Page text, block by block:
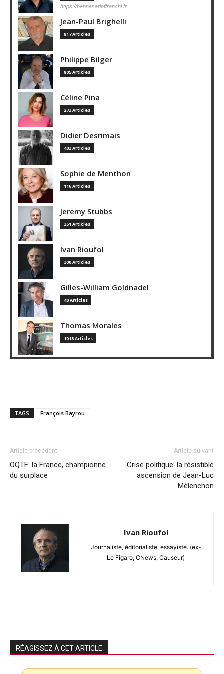
https://bennasarlaffranchi.fr
Jean-Paul Brighelli
817 Articles
Philippe Bilger
805 Articles
Céline Pina
273 Articles
Didier Desrimais
403 Articles
Sophie de Menthon
116 Articles
Jeremy Stubbs
351 Articles
Ivan Rioufol
300 Articles
Gilles-William Goldnadel
40 Articles
Thomas Morales
1018 Articles
TAGS François Bayrou
Article précédent
OQTF: la France, championne
du surplace
Article suivant
Crise politique: la résistible
ascension de Jean-Luc
Mélenchon
Ivan Rioufol
Journaliste, éditorialiste, essayiste. (ex-
Le Figaro, CNews, Causeur)
RÉAGISSEZ À CET ARTICLE